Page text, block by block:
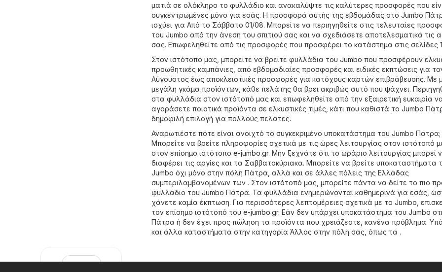
ματιά σε ολόκληρο το φυλλάδιο και ανακαλύψτε τις καλύτερες προσφορές που
συγκεντρωμένες μόνο για εσάς. Η προσφορά αυτής της εβδομάδας στο Jumbo
ισχύει για Από το Σάββατο 01/08. Μπορείτε να περιηγηθείτε στις τελευταίες
του Jumbo από την άνεση του σπιτιού σας και να σχεδιάσετε αποτελεσματικά τις
σας. Επωφεληθείτε από τις προσφορές που προσφέρει το κατάστημα στις σελίδες
Στον ιστότοπό μας, μπορείτε να βρείτε φυλλάδια του Jumbo που προσφέρουν
προωθητικές καμπάνιες, από εβδομαδιαίες προσφορές και ειδικές εκπτώσεις για
Αύγουστος έως αποκλειστικές προσφορές για κατόχους καρτών επιβράβευσης. Με
μεγάλη γκάμα προϊόντων, κάθε πελάτης θα βρει ακριβώς αυτό που ψάχνει.
στα φυλλάδια στον ιστότοπό μας και επωφεληθείτε από την εξαιρετική ευκαιρία
αγοράσετε ποιοτικά προϊόντα σε ελκυστικές τιμές, κάτι που καθιστά το Jumbo
δημοφιλή επιλογή για πολλούς πελάτες.
Αναρωτιέστε πότε είναι ανοιχτό το συγκεκριμένο υποκατάστημα του Jumbo Πάτρα;
Μπορείτε να βρείτε πληροφορίες σχετικά με τις ώρες λειτουργίας στον ιστότοπό
στον επίσημο ιστότοπο e-jumbo.gr. Μην ξεχνάτε ότι το ωράριο λειτουργίας μπορεί
διαφέρει τις αργίες και τα Σαββατοκύριακα. Μπορείτε να βρείτε υποκαταστήματα
Jumbo όχι μόνο στην πόλη Πάτρα, αλλά και σε άλλες πόλεις της Ελλάδας
συμπεριλαμβανομένων των . Στον ιστότοπό μας, μπορείτε πάντα να δείτε το πιο
φυλλάδιο του Jumbo Πάτρα. Τα φυλλάδια ενημερώνονται καθημερινά για εσάς,
χάνετε καμία έκπτωση. Για περισσότερες λεπτομέρειες σχετικά με το Jumbo,
τον επίσημο ιστότοπό του e-jumbo.gr. Εάν δεν υπάρχει υποκατάστημα του Jumbo
Πάτρα ή δεν έχει προς πώληση τα προϊόντα που χρειάζεστε, κανένα πρόβλημα.
και άλλα καταστήματα στην κατηγορία Άλλος στην πόλη σας, όπως τα .